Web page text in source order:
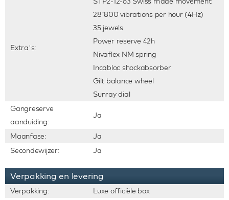
Extra's:
28’800 vibrations per hour (4Hz)
35 jewels
Power reserve 42h
Nivaflex NM spring
Incabloc shockabsorber
Gilt balance wheel
Sunray dial
Gangreserve
aanduiding:
Ja
Maanfase:
Ja
Secondewijzer:
Ja
Verpakking en levering
Verpakking:
Luxe officiële box